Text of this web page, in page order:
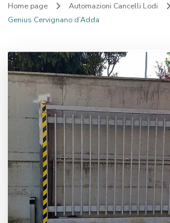
Home page Automazioni Cancelli Lodi
Genius Cervignano d’Adda